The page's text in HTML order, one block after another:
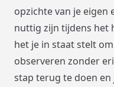
opzichte van je
nuttig zijn tijdens het
het je in staat stelt
observeren zonder
stap terug te doen